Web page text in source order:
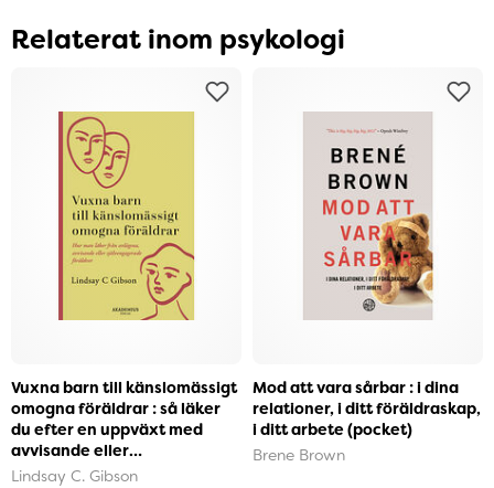
Relaterat inom psykologi
Vuxna barn till känslomässigt
omogna föräldrar : så läker
du efter en uppväxt med
avvisande eller
självupptagna föräldra...
Lindsay C. Gibson
Mod att vara sårbar : i dina
relationer, i ditt föräldraskap,
i ditt arbete (pocket)
Brene Brown